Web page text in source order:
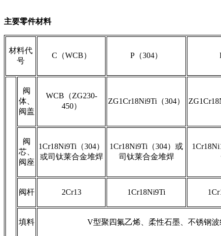
主要零件材料
材料代
号
C（WCB） P（304）
阀
体、
阀盖
WCB（ZG230-
450）
ZG1Cr18Ni9Ti（304）
阀
芯、
阀座
1Cr18Ni9Ti（304）
或司钛莱合金堆焊
1Cr18Ni9Ti（304）或
司钛莱合金堆焊
阀杆 2Cr13 1Cr18Ni9Ti
填料 V型聚四氟乙烯、柔性石墨、不锈钢波